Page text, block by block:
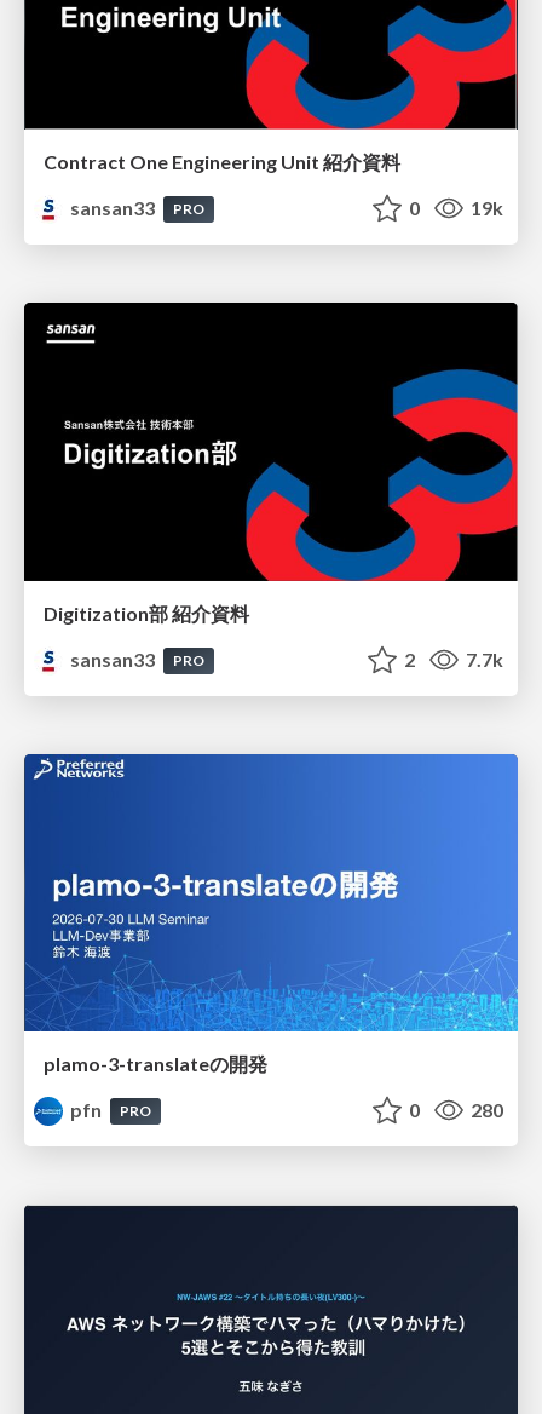
Contract One Engineering Unit 紹介資料
sansan33
PRO 0 19k
Digitization部 紹介資料
sansan33
PRO 2 7.7k
plamo-3-translateの開発
pfn
PRO 0 280